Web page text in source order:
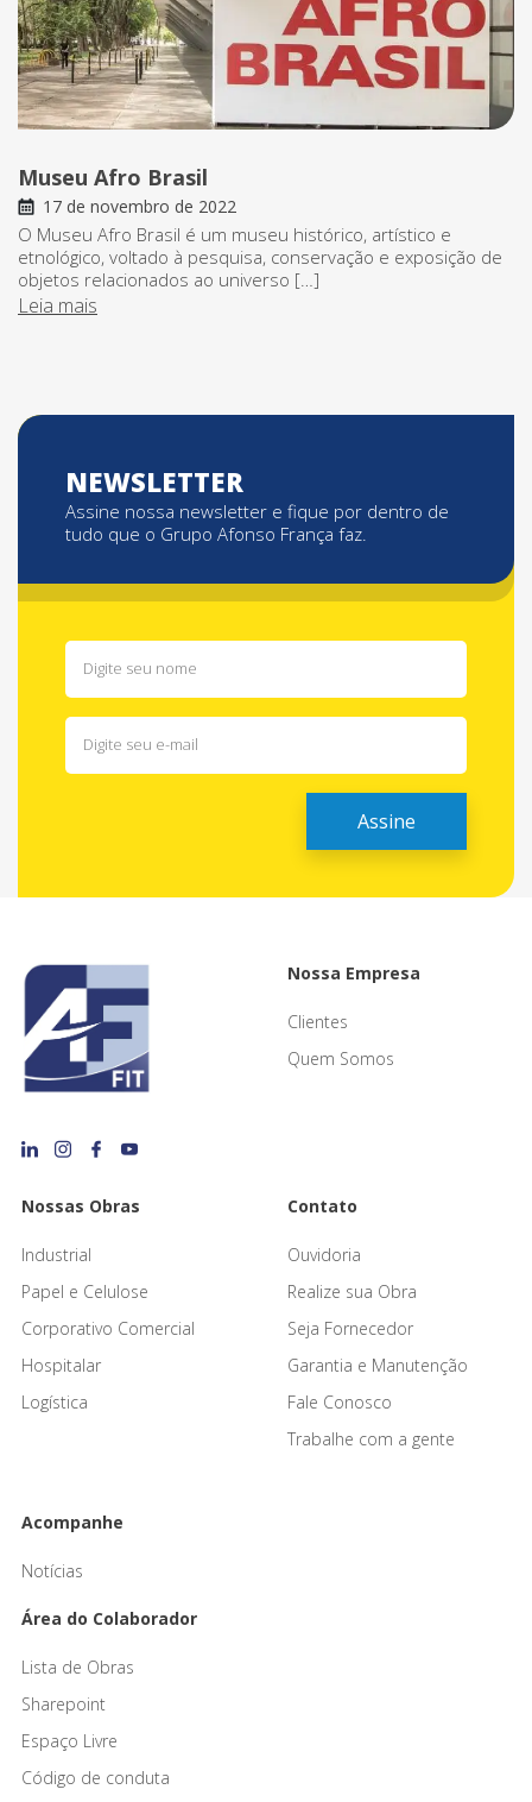
Museu Afro Brasil
17 de novembro de 2022
O Museu Afro Brasil é um museu histórico, artístico e
etnológico, voltado à pesquisa, conservação e exposição de
objetos relacionados ao universo […]
Leia mais
NEWSLETTER
Assine nossa newsletter e fique por dentro de
tudo que o Grupo Afonso França faz.
Nossa Empresa
Clientes
Quem Somos
Nossas Obras
Industrial
Papel e Celulose
Corporativo Comercial
Hospitalar
Logística
Contato
Ouvidoria
Realize sua Obra
Seja Fornecedor
Garantia e Manutenção
Fale Conosco
Trabalhe com a gente
Acompanhe
Notícias
Área do Colaborador
Lista de Obras
Sharepoint
Espaço Livre
Código de conduta